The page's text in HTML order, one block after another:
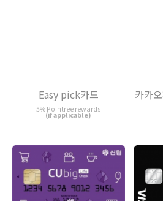
Easy pick카드
5% Pointree rewards
(if applicable)
카카